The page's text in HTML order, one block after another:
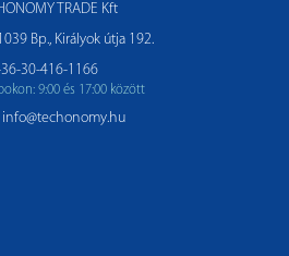
TRADE Kft
Bp., Királyok útja 192.
30-416-1166
9:00 és 17:00 között
info@techonomy.hu